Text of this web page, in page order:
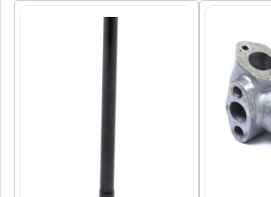
6957 руб.
Клапан Регулировки
Давления Масла /
RELIEF VALVE АРТ:
Клапан